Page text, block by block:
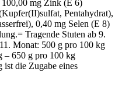
mg Zink (E 6)
Pentahydrat),
0,40 mg Selen (E 8)
Tragende Stuten ab 9.
Monat: 500 g pro 100 kg
– 650 g pro 100 kg
die Zugabe eines